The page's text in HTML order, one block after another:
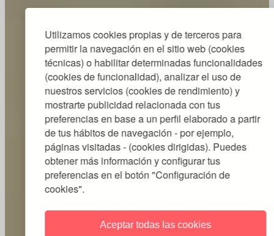
Utilizamos cookies propias y de terceros para
permitir la navegación en el sitio web (cookies
técnicas) o habilitar determinadas funcionalidades
(cookies de funcionalidad), analizar el uso de
nuestros servicios (cookies de rendimiento) y
mostrarte publicidad relacionada con tus
preferencias en base a un perfil elaborado a partir
de tus hábitos de navegación - por ejemplo,
páginas visitadas - (cookies dirigidas). Puedes
obtener más información y configurar tus
preferencias en el botón "Configuración de
cookies".
Aceptar todas las cookies